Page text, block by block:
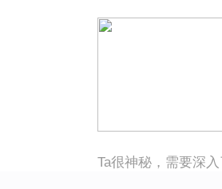
Ta很神秘，需要深